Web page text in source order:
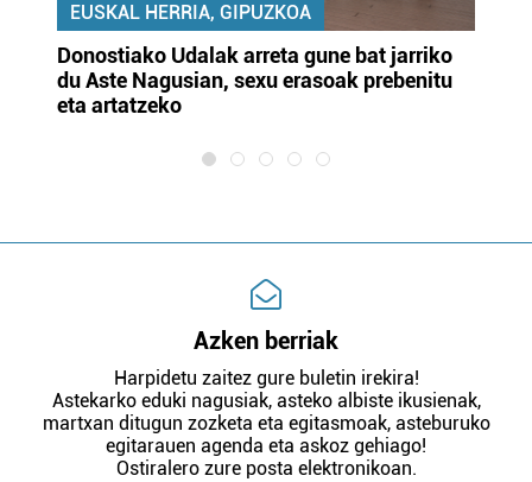
EUSKAL HERRIA, GIPUZKOA
Donostiako Udalak arreta gune bat jarriko
du Aste Nagusian, sexu erasoak prebenitu
eta artatzeko
Azken berriak
Harpidetu zaitez gure buletin irekira!
Astekarko eduki nagusiak, asteko albiste ikusienak,
martxan ditugun zozketa eta egitasmoak, asteburuko
egitarauen agenda eta askoz gehiago!
Ostiralero zure posta elektronikoan.